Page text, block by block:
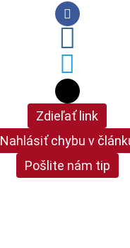
Zdieľať link
Nahlásiť chybu v
Pošlite nám tip